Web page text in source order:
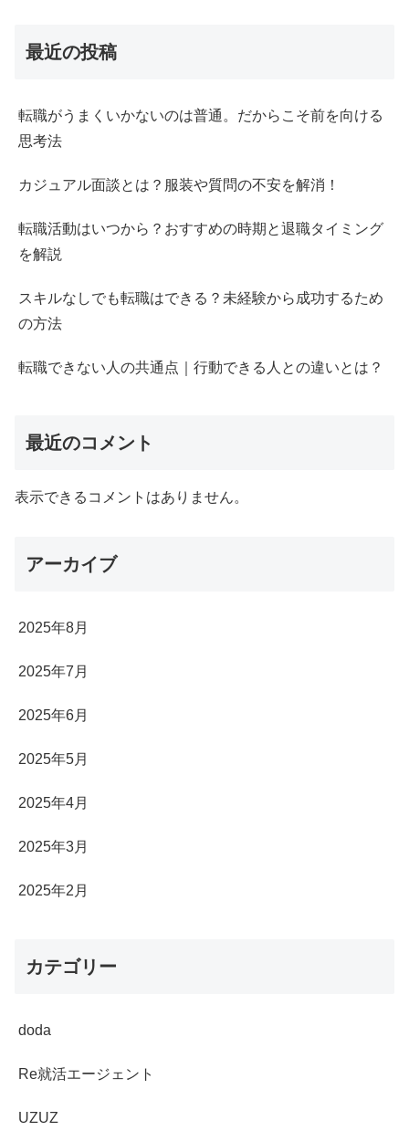
最近の投稿
転職がうまくいかないのは普通。だからこそ前を向ける
思考法
カジュアル面談とは？服装や質問の不安を解消！
転職活動はいつから？おすすめの時期と退職タイミング
を解説
スキルなしでも転職はできる？未経験から成功するため
の方法
転職できない人の共通点｜行動できる人との違いとは？
最近のコメント
表示できるコメントはありません。
アーカイブ
2025年8月
2025年7月
2025年6月
2025年5月
2025年4月
2025年3月
2025年2月
カテゴリー
doda
Re就活エージェント
UZUZ